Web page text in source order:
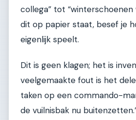
collega” tot “winterschoenen
dit op papier staat, besef je
eigenlijk speelt.
Dit is geen klagen; het is
veelgemaakte fout is het
taken op een commando-
de vuilnisbak nu